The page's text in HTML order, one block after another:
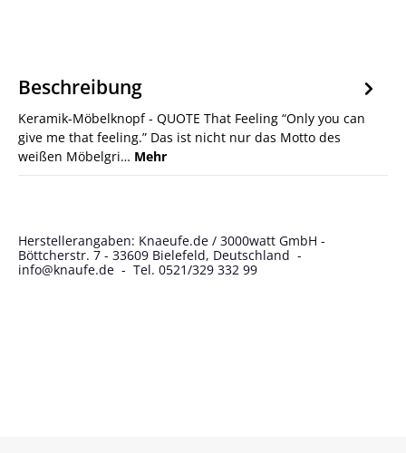
Beschreibung
Keramik-Möbelknopf - QUOTE That Feeling “Only you can
give me that feeling.” Das ist nicht nur das Motto des
weißen Möbelgri… Mehr
Herstellerangaben: Knaeufe.de / 3000watt GmbH -
Böttcherstr. 7 - 33609 Bielefeld, Deutschland -
info@knaufe.de - Tel. 0521/329 332 99